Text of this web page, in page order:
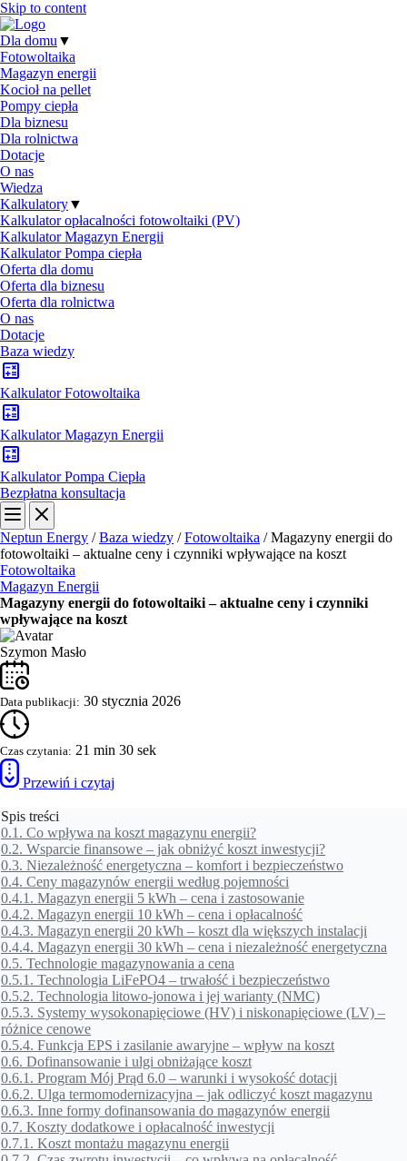
Skip to content
Dla domu ▼
Fotowoltaika
Magazyn energii
Kocioł na pellet
Pompy ciepła
Dla biznesu
Dla rolnictwa
Dotacje
O nas
Wiedza
Kalkulatory▼
Kalkulator opłacalności fotowoltaiki (PV)
Kalkulator Magazyn Energii
Kalkulator Pompa ciepła
Oferta dla domu
Oferta dla biznesu
Oferta dla rolnictwa
O nas
Dotacje
Baza wiedzy
Kalkulator Fotowoltaika
Kalkulator Magazyn Energii
Kalkulator Pompa Ciepła
Bezpłatna konsultacja
Neptun Energy /Baza wiedzy /Fotowoltaika /Magazyny energii do
fotowoltaiki – aktualne ceny i czynniki wpływające na koszt
Fotowoltaika
Magazyn Energii
Magazyny energii do fotowoltaiki – aktualne ceny i czynniki
wpływające na koszt
Szymon Masło
Data publikacji: 30 stycznia 2026
Czas czytania: 21 min 30 sek
Przewiń i czytaj
Spis treści
0.1. Co wpływa na koszt magazynu energii?
0.2. Wsparcie finansowe – jak obniżyć koszt inwestycji?
0.3. Niezależność energetyczna – komfort i bezpieczeństwo
0.4. Ceny magazynów energii według pojemności
0.4.1. Magazyn energii 5 kWh – cena i zastosowanie
0.4.2. Magazyn energii 10 kWh – cena i opłacalność
0.4.3. Magazyn energii 20 kWh – koszt dla większych instalacji
0.4.4. Magazyn energii 30 kWh – cena i niezależność energetyczna
0.5. Technologie magazynowania a cena
0.5.1. Technologia LiFePO4 – trwałość i bezpieczeństwo
0.5.2. Technologia litowo-jonowa i jej warianty (NMC)
0.5.3. Systemy wysokonapięciowe (HV) i niskonapięciowe (LV) –
różnice cenowe
0.5.4. Funkcja EPS i zasilanie awaryjne – wpływ na koszt
0.6. Dofinansowanie i ulgi obniżające koszt
0.6.1. Program Mój Prąd 6.0 – warunki i wysokość dotacji
0.6.2. Ulga termomodernizacyjna – jak odliczyć koszt magazynu
0.6.3. Inne formy dofinansowania do magazynów energii
0.7. Koszty dodatkowe i opłacalność inwestycji
0.7.1. Koszt montażu magazynu energii